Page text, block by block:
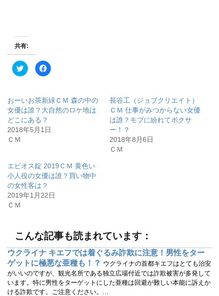
共有:
ク
リ
て
T
w
i
t
t
e
新
し
い
ウ
ィ
ン
ま
す
F
a
o
o
k
で
有
す
ッ
ク
し
だ
い
ウ
ィ
ン
ド
ウ
で
開
き
ま
おーいお茶新緑ＣＭ 森の中の
女優は誰？大自然のロケ地は
どこにある？
2018年5月1日
ＣＭ
長谷工（ジョブクリエイト）
ＣＭ 仕事がみつからない女優
は誰？モブに紛れてボクサ
ー！？
2018年8月6日
ＣＭ
エビオス錠 2019ＣＭ 黄色い
小人役の女優は誰？買い物中
の女性客は？
2019年1月22日
ＣＭ
こんな記事も読まれています：
ウクライナ キエフでは着ぐるみ詐欺に注意！男性をター
ゲットに極悪な亜種も！？ ウクライナの首都キエフはとても治安
がいいのですが、観光名所である独立広場付近では詐欺被害が多発して
います。特に男性をターゲットにした亜種は回避が難しい本能に訴えか
ける詐欺です。ご注意ください。...